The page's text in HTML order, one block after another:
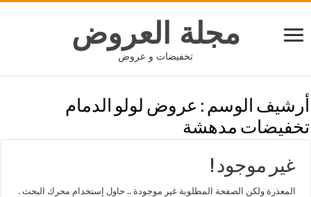
مجلة العروض
تخفيضات و عروض
أرشيف الوسم : عروض لولو الدمام
تخفيضات مدهشة
غير موجود !
المعذرة ولكن الصفحة المطلوبة غير موجودة .. حاول إستخدام محرك البحث .